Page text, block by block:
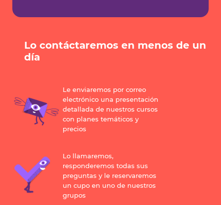
Lo contáctaremos en menos de un
día
Le enviaremos por correo
electrónico una presentación
detallada de nuestros cursos
con planes temáticos y
precios
Lo llamaremos,
responderemos todas sus
preguntas y le reservaremos
un cupo en uno de nuestros
grupos